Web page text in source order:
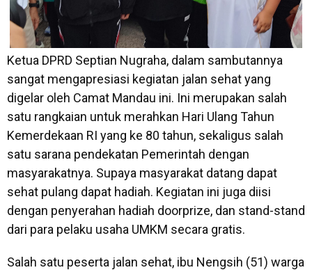
Ketua DPRD Septian Nugraha, dalam sambutannya
sangat mengapresiasi kegiatan jalan sehat yang
digelar oleh Camat Mandau ini. Ini merupakan salah
satu rangkaian untuk merahkan Hari Ulang Tahun
Kemerdekaan RI yang ke 80 tahun, sekaligus salah
satu sarana pendekatan Pemerintah dengan
masyarakatnya. Supaya masyarakat datang dapat
sehat pulang dapat hadiah. Kegiatan ini juga diisi
dengan penyerahan hadiah doorprize, dan stand-stand
dari para pelaku usaha UMKM secara gratis.
Salah satu peserta jalan sehat, ibu Nengsih (51) warga